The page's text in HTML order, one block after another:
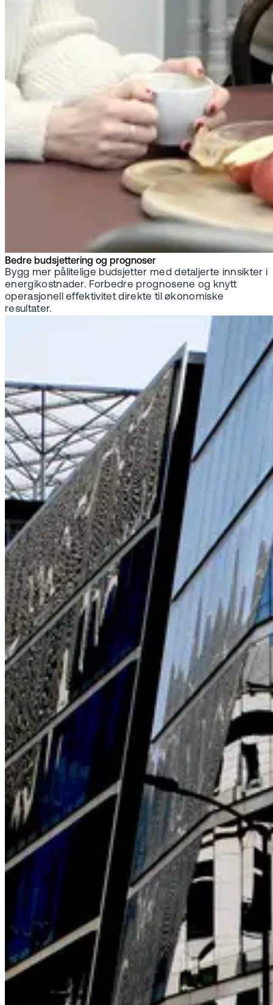
Bedre budsjettering og prognoser
Bygg mer pålitelige budsjetter med detaljerte innsikter i
energikostnader. Forbedre prognosene og knytt
operasjonell effektivitet direkte til økonomiske
resultater.